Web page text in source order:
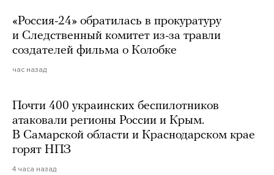
«Россия-24» обратилась в прокуратуру
и Следственный комитет из-за травли
создателей фильма о Колобке
час назад
Почти 400 украинских беспилотников
атаковали регионы России и Крым.
В Самарской области и Краснодарском крае
горят НПЗ
4 часа назад